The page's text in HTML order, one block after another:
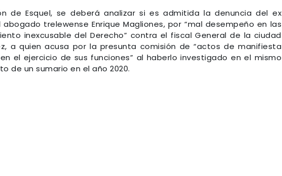
de Esquel, se deberá analizar si es admitida la denuncia del ex
trelewense Enrique Magliones, por “mal desempeño en las
inexcusable del Derecho” contra el fiscal General de la ciudad
a quien acusa por la presunta comisión de “actos de manifiesta
el ejercicio de sus funciones” al haberlo investigado en el mismo
de un sumario en el año 2020.